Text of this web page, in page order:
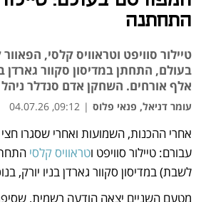
התחתנה
טיילור סוויפט וטראוויס קלסי,
בעולם, התחתן במדיסון סקוור גארדן
אלף אורחים. השחקן אדם סנדלר
עומר דניאל, פנאי פלוס |
09:12, 04.07.26
עבורם: טיילור סוויפט וטראוויס קלסי
לשבת) במדיסון סקוור גארדן בניו יורק,